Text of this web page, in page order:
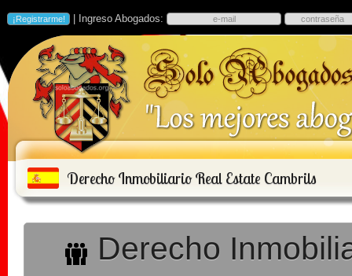
| Ingreso Abogados:
Derecho Inmobiliario Real Estate Cambrils
Derecho